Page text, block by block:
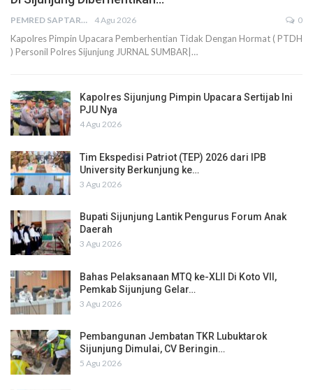
PEMRED SAPTARIUS 4 Agu 2026 0
Kapolres Pimpin Upacara Pemberhentian Tidak Dengan Hormat ( PTDH
) Personil Polres Sijunjung JURNAL SUMBAR|…
Kapolres Sijunjung Pimpin Upacara Sertijab Ini
PJU Nya
4 Agu 2026
Tim Ekspedisi Patriot (TEP) 2026 dari IPB
University Berkunjung ke…
3 Agu 2026
Bupati Sijunjung Lantik Pengurus Forum Anak
Daerah
3 Agu 2026
Bahas Pelaksanaan MTQ ke-XLII Di Koto VII,
Pemkab Sijunjung Gelar…
3 Agu 2026
Pembangunan Jembatan TKR Lubuktarok
Sijunjung Dimulai, CV Beringin…
5 Agu 2026